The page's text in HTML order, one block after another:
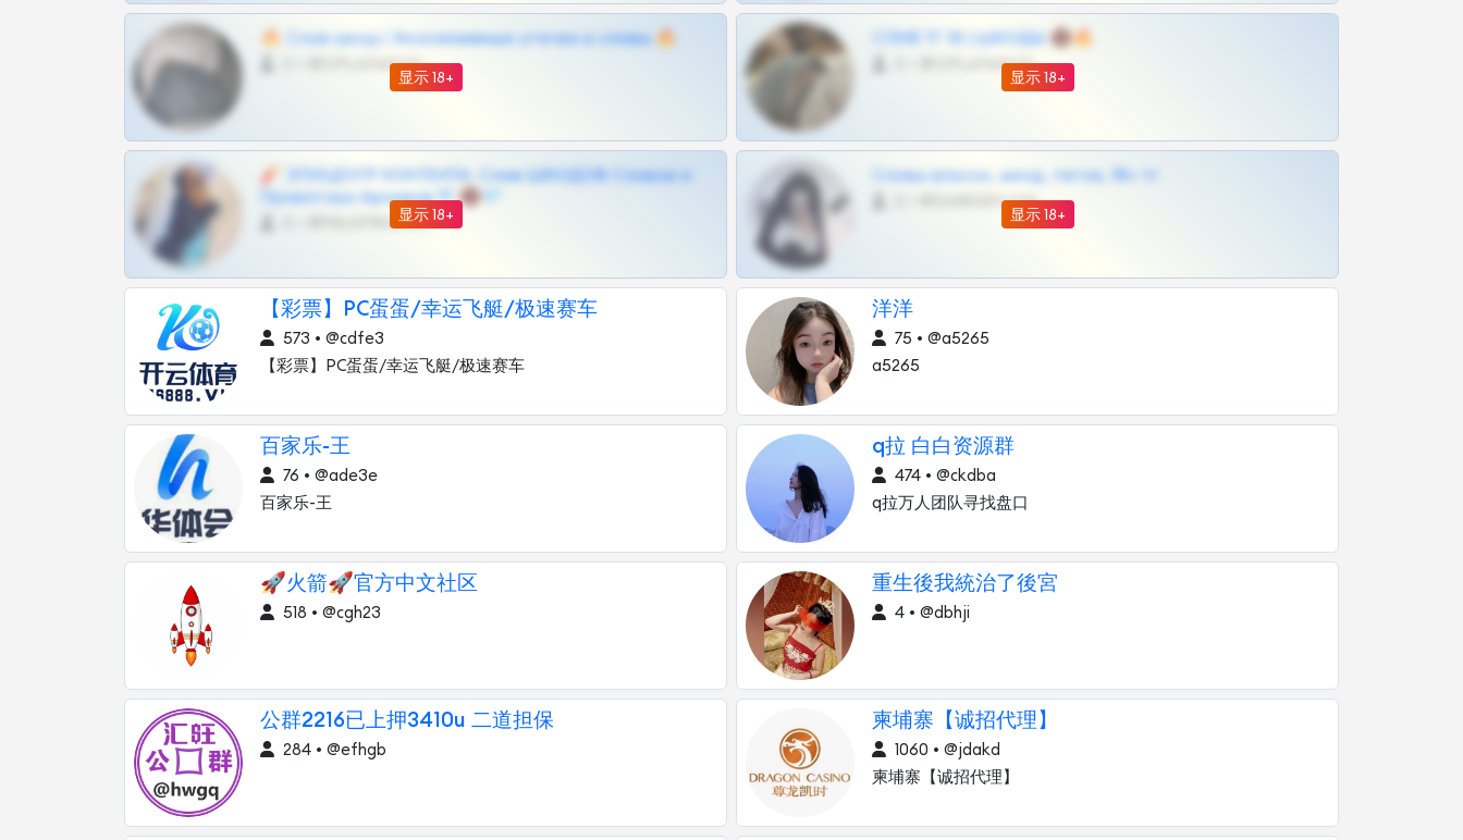
显示 18+
🔥 Слив шкод | Эксклюзивные утечки и сливы 🔥
@OPLATAPODPSK1BOT
显示 18+
СЛИВ ТГ 18 | ШКОДЫ 🔞🔥
@OPLATAPODPSK1BOT
显示 18+
🧨 ЭПИЦЕНТР КОНТЕНТА: Слив ШКОДОВ Сливов и
Приватных Архивов ТГ 🔞💎
@MILKPRIVATES39BOT
显示 18+
Сливы вписок, шкод, теток, 18+ тг
@DARK15FLOWSBOT
【彩票】PC蛋蛋/幸运飞艇/极速赛车
573 • @cdfe3
【彩票】PC蛋蛋/幸运飞艇/极速赛车
洋洋
75 • @a5265
a5265
百家乐-王
76 • @ade3e
百家乐-王
q拉 白白资源群
474 • @ckdba
q拉万人团队寻找盘口
🚀火箭🚀官方中文社区
518 • @cgh23
重生後我統治了後宮
4 • @dbhji
公群2216已上押3410u 二道担保
284 • @efhgb
柬埔寨【诚招代理】
1060 • @jdakd
柬埔寨【诚招代理】